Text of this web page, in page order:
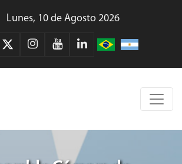
Lunes, 10 de Agosto 2026